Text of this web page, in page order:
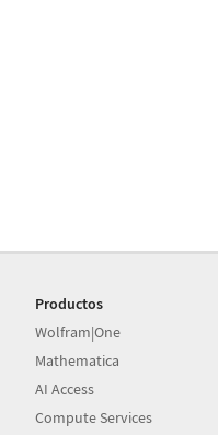
Productos
Wolfram|One
Mathematica
AI Access
Compute Services